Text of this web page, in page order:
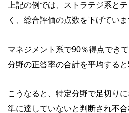
上記の例では、ストラテジ系と
く、総合評価の点数を下げていま
マネジメント系で90％得点でき
分野の正答率の合計を平均すると
こうなると、特定分野で足切り
準に達していないと判断され不合